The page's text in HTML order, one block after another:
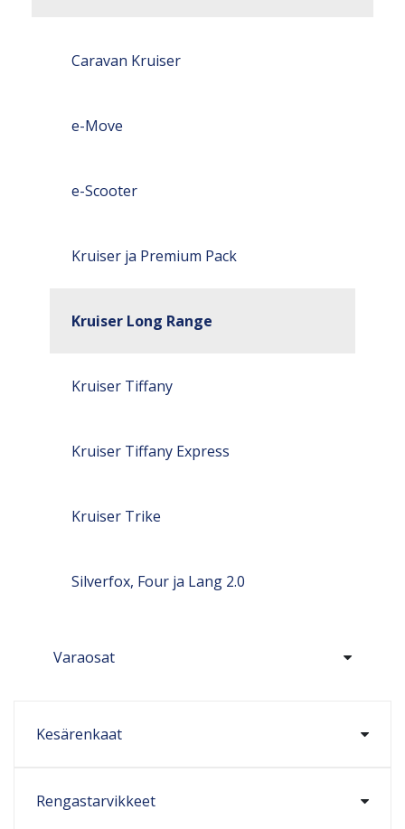
Caravan Kruiser
e-Move
e-Scooter
Kruiser ja Premium Pack
Kruiser Long Range
Kruiser Tiffany
Kruiser Tiffany Express
Kruiser Trike
Silverfox, Four ja Lang 2.0
Varaosat
Kesärenkaat
Rengastarvikkeet